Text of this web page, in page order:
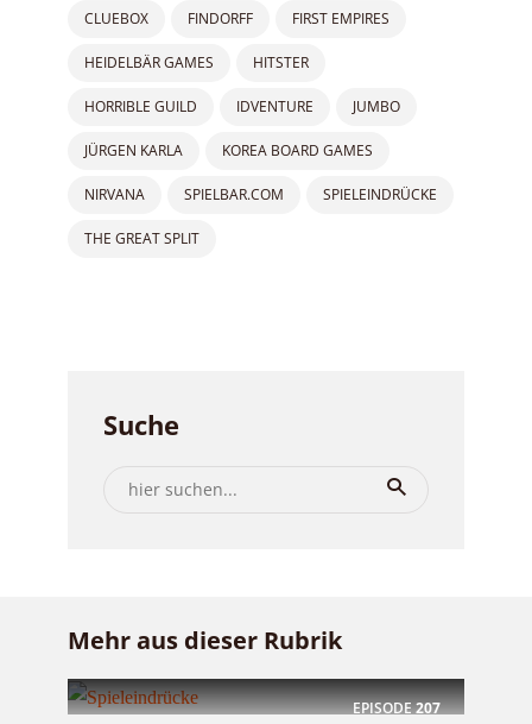
CLUEBOX FINDORFF FIRST EMPIRES
HEIDELBÄR GAMES HITSTER
HORRIBLE GUILD IDVENTURE JUMBO
JÜRGEN KARLA KOREA BOARD GAMES
NIRVANA SPIELBAR.COM SPIELEINDRÜCKE
THE GREAT SPLIT
Suche
Mehr aus dieser Rubrik
EPISODE207